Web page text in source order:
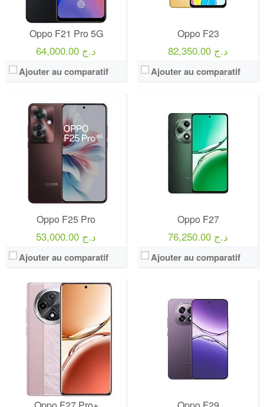
Oppo F21 Pro 5G
64,000.00 د.ج
Ajouter au comparatif
Oppo F23
82,350.00 د.ج
Ajouter au comparatif
Oppo F25 Pro
53,000.00 د.ج
Ajouter au comparatif
Oppo F27
76,250.00 د.ج
Ajouter au comparatif